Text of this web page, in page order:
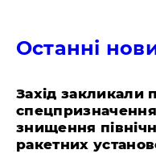
Останні
​Захід закликали
знищення
ракетних